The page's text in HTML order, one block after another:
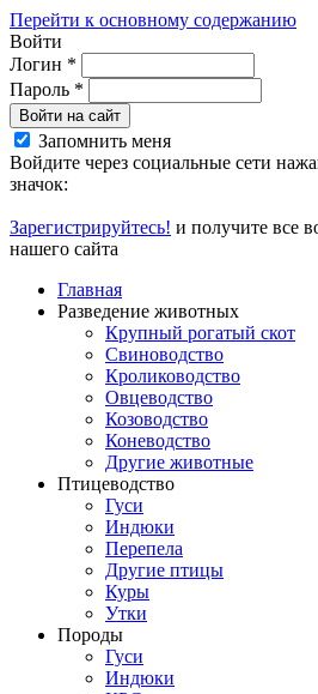
Перейти к основному содержанию
Войти
Логин *
Пароль *
Войти на сайт
Запомнить меня
Войдите через социальные сети
значок:
Зарегистрируйтесь! и получите все
нашего сайта
Главная
Разведение животных
Крупный рогатый скот
Свиноводство
Кролиководство
Овцеводство
Козоводство
Коневодство
Другие животные
Птицеводство
Гуси
Индюки
Перепела
Другие птицы
Куры
Утки
Породы
Гуси
Индюки